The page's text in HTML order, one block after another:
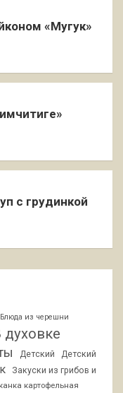
«Мугук»
с грудинкой
Блюда из черешни
духовке
Детский
Детский
Закуски из грибов и
картофельная